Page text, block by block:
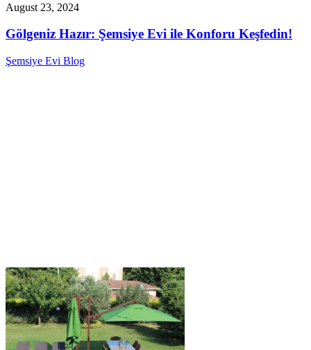
August 23, 2024
Gölgeniz Hazır: Şemsiye Evi ile Konforu Keşfedin!
Şemsiye Evi Blog